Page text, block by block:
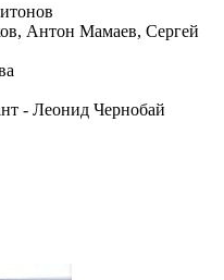
Антон Мамаев, Сергей
- Леонид Чернобай